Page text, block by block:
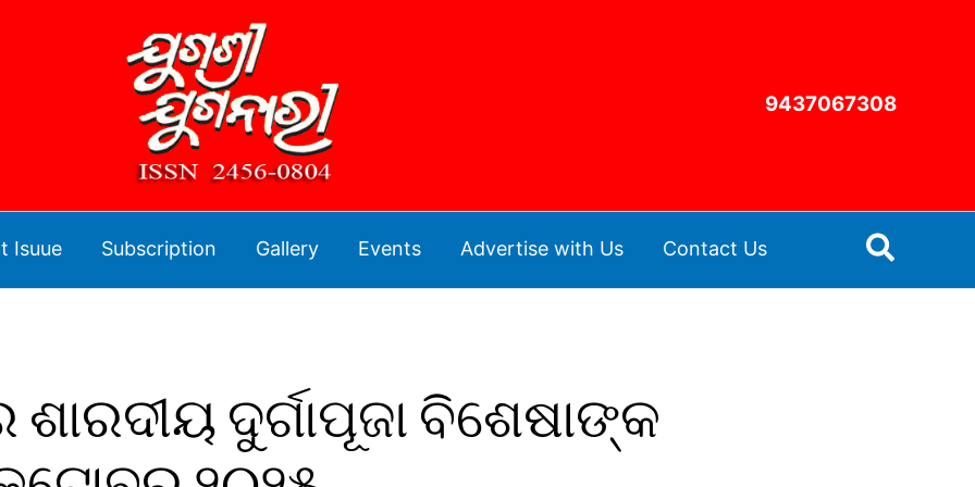
9437067308
Isuue Subscription Gallery Events Advertise with Us Contact Us Search
ଦୁର୍ଗାପୂଜା ବିଶେଷାଙ୍କ